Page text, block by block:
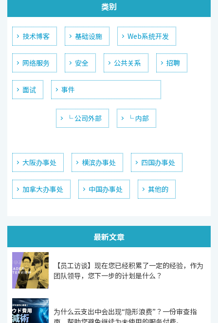
类别
技术博客 基础设施 Web系统开发
网络服务 安全 公共关系 招聘
面试 事件
└ 公司外部 └ 内部
大阪办事处 横滨办事处 四国办事处
加拿大办事处 中国办事处 其他的
最新文章
【员工访谈】现在您已经积累了一定的经验，作为
团队领导，您下一步的计划是什么？
为什么云支出中会出现“隐形浪费”？一份审查指